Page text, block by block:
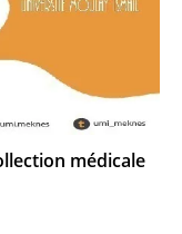
médicale